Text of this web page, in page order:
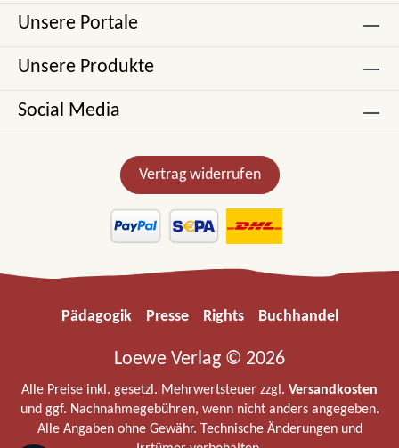
Unsere Portale
Unsere Produkte
Social Media
Vertrag widerrufen
Pädagogik Presse Rights Buchhandel
Loewe Verlag © 2026
Alle Preise inkl. gesetzl. Mehrwertsteuer zzgl. Versandkosten
und ggf. Nachnahmegebühren, wenn nicht anders angegeben.
Alle Angaben ohne Gewähr. Technische Änderungen und